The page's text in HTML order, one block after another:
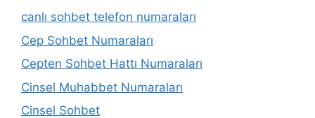
canlı sohbet telefon numaraları
Cep Sohbet Numaraları
Cepten Sohbet Hattı Numaraları
Cinsel Muhabbet Numaraları
Cinsel Sohbet